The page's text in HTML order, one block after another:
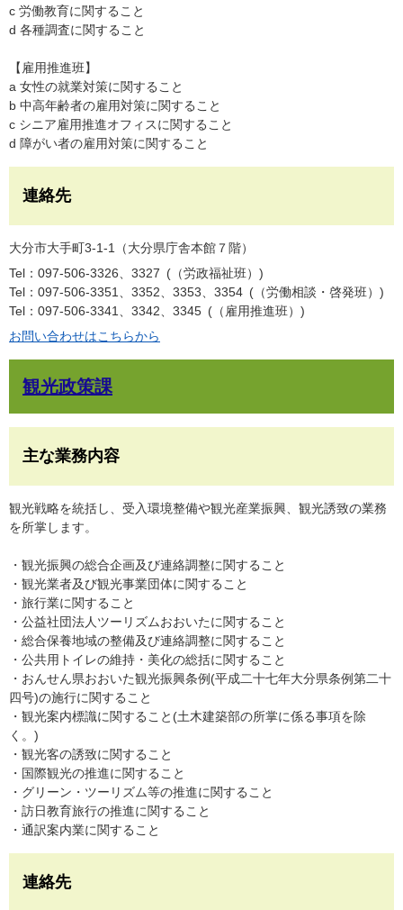
c 労働教育に関すること
d 各種調査に関すること
【雇用推進班】
a 女性の就業対策に関すること
b 中高年齢者の雇用対策に関すること
c シニア雇用推進オフィスに関すること
d 障がい者の雇用対策に関すること
連絡先
大分市大手町3-1-1（大分県庁舎本館７階）
Tel：097-506-3326、3327
（労政福祉班）
Tel：097-506-3351、3352、3353、3354
（労働相談・啓発班）
Tel：097-506-3341、3342、3345
（雇用推進班）
お問い合わせはこちらから
観光政策課
主な業務内容
観光戦略を統括し、受入環境整備や観光産業振興、観光誘致の業務
を所掌します。
・観光振興の総合企画及び連絡調整に関すること
・観光業者及び観光事業団体に関すること
・旅行業に関すること
・公益社団法人ツーリズムおおいたに関すること
・総合保養地域の整備及び連絡調整に関すること
・公共用トイレの維持・美化の総括に関すること
・おんせん県おおいた観光振興条例(平成二十七年大分県条例第二十
四号)の施行に関すること
・観光案内標識に関すること(土木建築部の所掌に係る事項を除
く。)
・観光客の誘致に関すること
・国際観光の推進に関すること
・グリーン・ツーリズム等の推進に関すること
・訪日教育旅行の推進に関すること
・通訳案内業に関すること
連絡先